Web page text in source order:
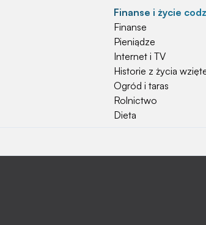
Finanse i życie
Finanse
Pieniądze
Internet i TV
Historie z życia
Ogród i taras
Rolnictwo
Dieta
Najchętniej czytane